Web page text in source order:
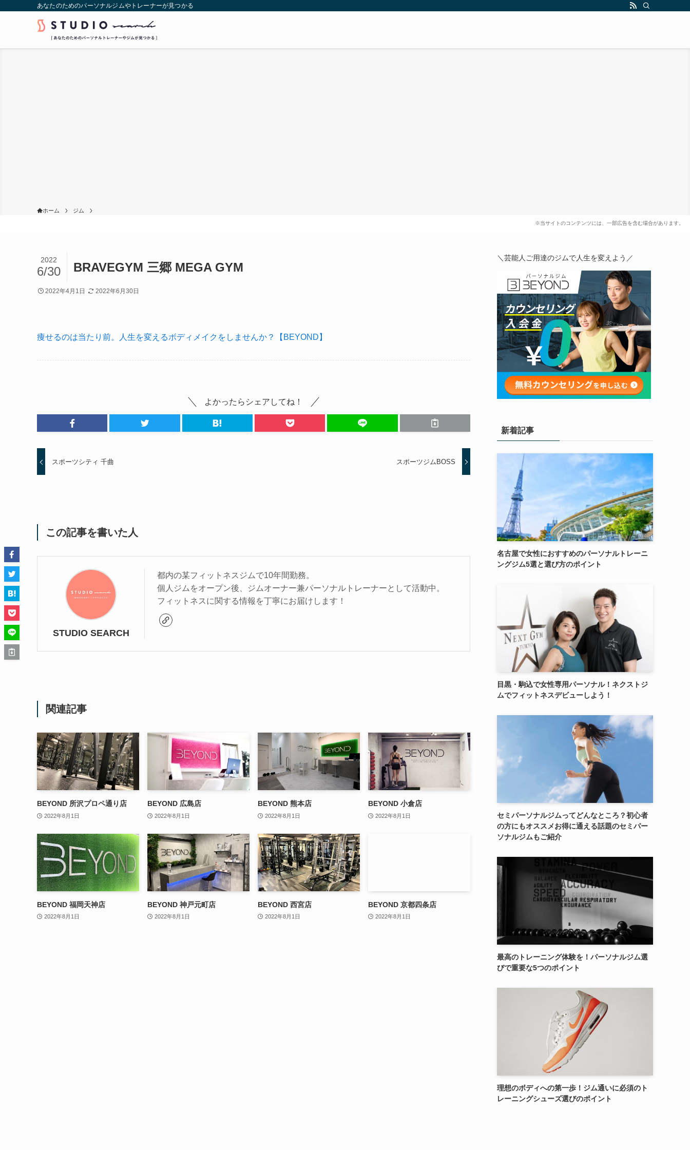
あなたのためのパーソナルジムやトレーナーが見つかる
ホーム ジム
BRAVEGYM 三郷 MEGA GYM
2022
6/30
2022年4月1日 2022年6月30日
痩せるのは当たり前。人生を変えるボディメイクをしませんか？【BEYOND】
よかったらシェアしてね！
スポーツシティ 千曲 スポーツジムBOSS
この記事を書いた人
STUDIO SEARCH
都内の某フィットネスジムで10年間勤務。
個人ジムをオープン後、ジムオーナー兼パーソナルトレーナーとして活動中。
フィットネスに関する情報を丁寧にお届けします！
関連記事
BEYOND 所沢プロペ通り店
2022年8月1日
BEYOND 広島店
2022年8月1日
BEYOND 熊本店
2022年8月1日
BEYOND 小倉店
2022年8月1日
BEYOND 福岡天神店
2022年8月1日
BEYOND 神戸元町店
2022年8月1日
BEYOND 西宮店
2022年8月1日
BEYOND 京都四条店
2022年8月1日
＼芸能人ご用達のジムで人生を変えよう／
新着記事
名古屋で女性におすすめのパーソナルトレーニ
ングジム5選と選び方のポイント
目黒・駒込で女性専用パーソナル！ネクストジ
ムでフィットネスデビューしよう！
セミパーソナルジムってどんなところ？初心者
の方にもオススメお得に通える話題のセミパー
ソナルジムもご紹介
最高のトレーニング体験を！パーソナルジム選
びで重要な5つのポイント
理想のボディへの第一歩！ジム通いに必須のト
レーニングシューズ選びのポイント